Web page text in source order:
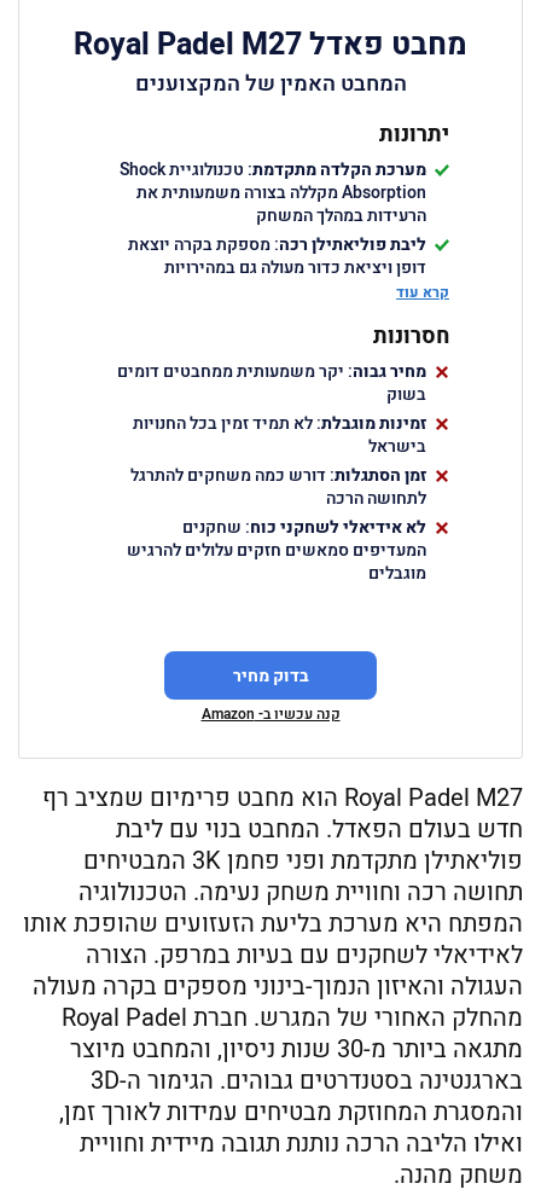
מחבט פאדל Royal Padel M27
המחבט האמין של המקצוענים
יתרונות
מערכת הקלדה מתקדמת
: טכנולוגיית Shock
Absorption מקללה בצורה משמעותית את
הרעידות במהלך המשחק
ליבת פוליאתילן רכה: מספקת בקרה יוצאת
דופן ויציאת כדור מעולה גם במהירויות
נמוכות
ועמידות גבוהה מול הזעה
משקל אידיאלי
: במשקל של 365-372 גרם
מציע איזון מושלם בין עוצמה לתמרון
צורה עגולה: מתאימה לשחקנים בכל הרמות
עם נקודת מתיקות גדולה
קרא עוד
חסרונות
מחיר גבוה: יקר משמעותית ממחבטים דומים
בשוק
זמינות מוגבלת: לא תמיד זמין בכל החנויות
בישראל
זמן הסתגלות: דורש כמה משחקים להתרגל
לתחושה הרכה
לא אידיאלי לשחקני כוח: שחקנים
המעדיפים סמאשים חזקים עלולים להרגיש
מוגבלים
בדוק מחיר
קנה עכשיו ב- Amazon
Royal Padel M27 הוא מחבט פרימיום שמציב רף
חדש בעולם הפאדל. המחבט בנוי עם ליבת
פוליאתילן מתקדמת ופני פחמן 3K המבטיחים
תחושה רכה וחוויית משחק נעימה. הטכנולוגיה
המפתח היא מערכת בליעת הזעזועים שהופכת אותו
לאידיאלי לשחקנים עם בעיות במרפק. הצורה
העגולה והאיזון הנמוך-בינוני מספקים בקרה מעולה
מהחלק האחורי של המגרש. חברת Royal Padel
מתגאה ביותר מ-30 שנות ניסיון, והמחבט מיוצר
בארגנטינה בסטנדרטים גבוהים. הגימור ה-3D
והמסגרת המחוזקת מבטיחים עמידות לאורך זמן,
ואילו הליבה הרכה נותנת תגובה מיידית וחוויית
משחק מהנה.